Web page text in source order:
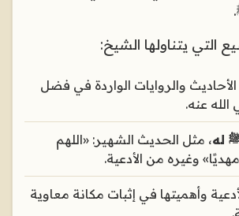
التي يتناولها الشيخ:
والروايات الواردة في فضل
عنه.
له، مثل الحديث الشهير: «اللهم
وغيره من الأدعية.
وأهميتها في إثبات مكانة معاوية